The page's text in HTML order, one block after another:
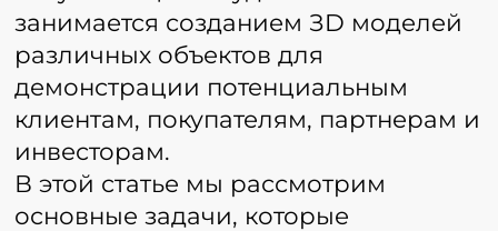
занимается созданием ЗD моделей
различных объектов для
демонстрации потенциальным
клиентам, покупателям, партнерам и
инвесторам.
В этой статье мы рассмотрим
основные задачи, которые